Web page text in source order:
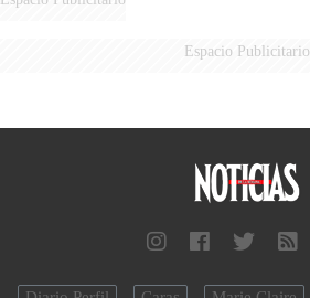
Espacio Publicitario